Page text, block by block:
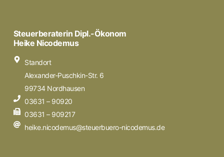
Steuerberaterin Dipl.-Ökonom
Heike Nicodemus
Standort
Alexander-Puschkin-Str. 6
99734 Nordhausen
03631 – 90920
03631 – 909217
heike.nicodemus@steuerbuero-nicodemus.de